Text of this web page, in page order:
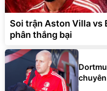
Soi trận Aston Villa vs
phân thắng bại